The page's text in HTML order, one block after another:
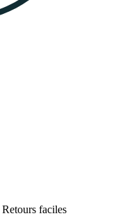
Retours faciles